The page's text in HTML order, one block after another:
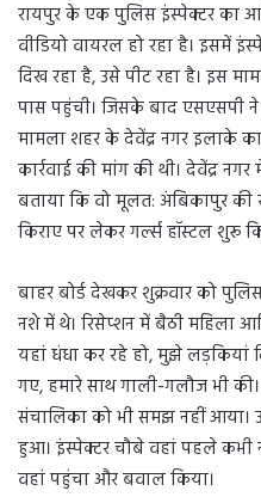
रायपुर के एक पुलिस इंस्पेक्टर का
वीडियो वायरल हो रहा है। इसमें
दिख रहा है, उसे पीट रहा है। इस
पास पहुंची। जिसके बाद एसएसपी ने
मामला शहर के देवेंद्र नगर इलाके
कार्रवाई की मांग की थी। देवेंद्र
बताया कि वो मूलत: अंबिकापुर की
किराए पर लेकर गर्ल्स हॉस्टल शुरू
बाहर बोर्ड देखकर शुक्रवार को
नशे में थे। रिसेप्शन में बैठी महिला
यहां धंधा कर रहे हो, मुझे
गए, हमारे साथ गाली-गलौज भी
संचालिका को भी समझ नहीं आया।
हुआ। इंस्पेक्टर चौबे वहां पहले
वहां पहुंचा और बवाल किया।